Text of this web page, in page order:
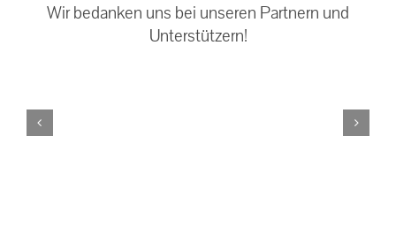
Wir bedanken uns bei unseren Partnern und
Unterstützern!